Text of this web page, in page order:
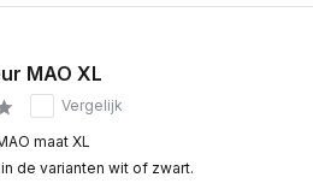
MAO XL
Vergelijk
maat XL
de varianten wit of zwart.